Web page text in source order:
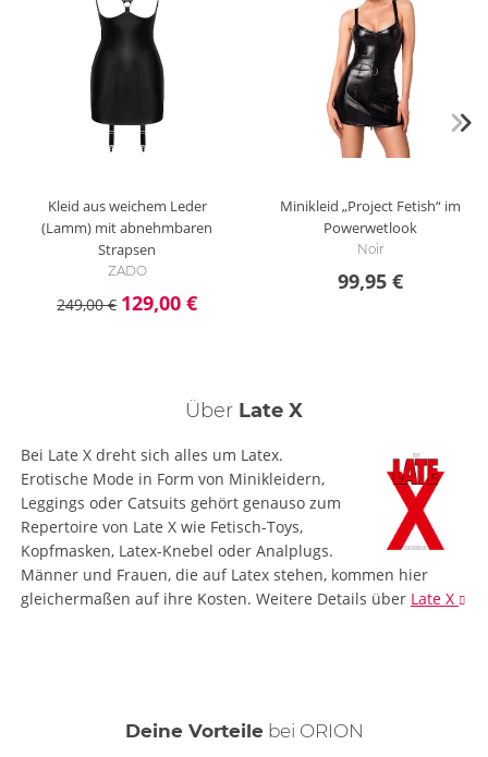
Kleid aus weichem Leder
(Lamm) mit abnehmbaren
Strapsen
ZADO
249,00 € 129,00 €
Minikleid „Project Fetish“ im
Powerwetlook
Noir
99,95 €
Über Late X
Bei Late X dreht sich alles um Latex.
Erotische Mode in Form von Minikleidern,
Leggings oder Catsuits gehört genauso zum
Repertoire von Late X wie Fetisch-Toys,
Kopfmasken, Latex-Knebel oder Analplugs.
Männer und Frauen, die auf Latex stehen, kommen hier
gleichermaßen auf ihre Kosten. Weitere Details über Late X
Deine Vorteilebei ORION